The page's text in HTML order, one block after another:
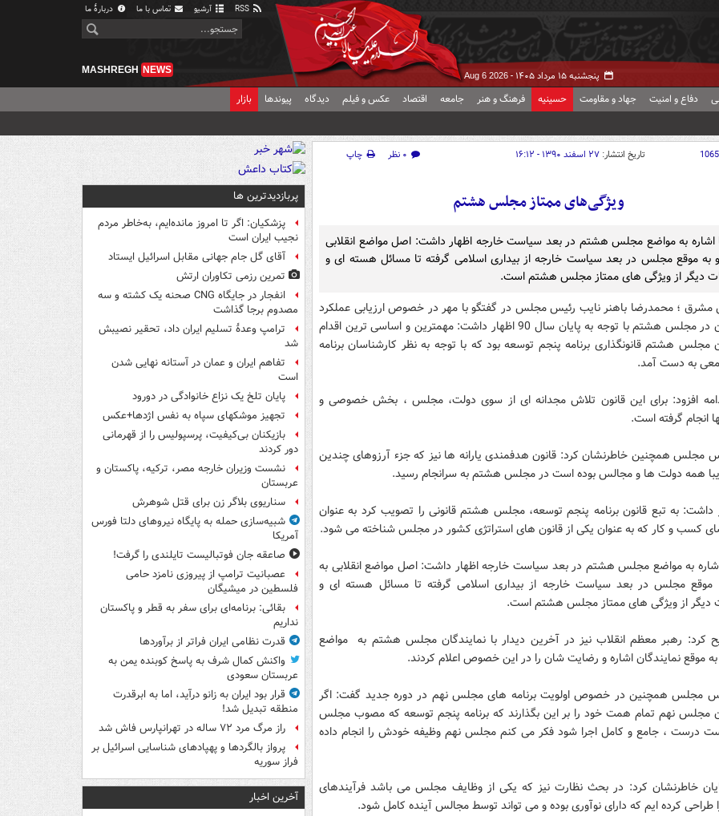
آرشیو تماس با ما دربارهٔ ما
پنجشنبه ۱۵ مرداد ۱۴۰۵ - Aug 6 2026
MASHREGH NEWS
دفاع و امنیت جهاد و مقاومت حسینیه فرهنگ و هنر جامعه اقتصاد عکس و فیلم دیدگاه پیوندها بازار
تاریخ انتشار: ۲۷ اسفند ۱۳۹۰ - ۱۶:۱۲ ۰ نظر
چاپ
ویژگی‌های ممتاز مجلس هشتم
اشاره به مواضع مجلس هشتم در بعد سیاست خارجه اظهار داشت: اصل مواضع انقلابی
به موقع مجلس در بعد سیاست خارجه از بیداری اسلامی گرفته تا مسائل هسته ای و
دیگر از ویژگی های ممتاز مجلس هشتم است.
مشرق ؛ محمدرضا باهنر نایب رئیس مجلس در گفتگو با مهر در خصوص ارزیابی عملکرد
نمایندگان در مجلس هشتم با توجه به پایان سال 90 اظهار داشت: مهمترین و اساسی ترین اقدام
مجلس هشتم قانونگذاری برنامه پنجم توسعه بود که با توجه به نظر کارشناسان برنامه
به دست آمد.
افزود: برای این قانون تلاش مجدانه ای از سوی دولت، مجلس ، بخش خصوصی و
انجام گرفته است.
مجلس همچنین خاطرنشان کرد: قانون هدفمندی یارانه ها نیز که جزء آرزوهای چندین
همه دولت ها و مجالس بوده است در مجلس هشتم به سرانجام رسید.
داشت: به تبع قانون برنامه پنجم توسعه، مجلس هشتم قانونی را تصویب کرد به عنوان
کسب و کار که به عنوان یکی از قانون های استراتژی کشور در مجلس شناخته می شود.
اشاره به مواضع مجلس هشتم در بعد سیاست خارجه اظهار داشت: اصل مواضع انقلابی به
موقع مجلس در بعد سیاست خارجه از بیداری اسلامی گرفته تا مسائل هسته ای و
دیگر از ویژگی های ممتاز مجلس هشتم است.
کرد: رهبر معظم انقلاب نیز در آخرین دیدار با نمایندگان مجلس هشتم به مواضع
به موقع نمایندگان اشاره و رضایت شان را در این خصوص اعلام کردند.
مجلس همچنین در خصوص اولویت برنامه های مجلس نهم در دوره جدید گفت: اگر
مجلس نهم تمام همت خود را بر این بگذارند که برنامه پنجم توسعه که مصوب مجلس
درست ، جامع و کامل اجرا شود فکر می کنم مجلس نهم وظیفه خودش را انجام داده
خاطرنشان کرد: در بحث نظارت نیز که یکی از وظایف مجلس می باشد فرآیندهای
طراحی کرده ایم که دارای نوآوری بوده و می تواند توسط مجالس آینده کامل شود.
پربازدیدترین ها
پزشکیان: اگر تا امروز مانده‌ایم، به‌خاطر مردم
نجیب ایران است
آقای گل جام جهانی مقابل اسرائیل ایستاد
تمرین رزمی تکاوران ارتش
انفجار در جایگاه CNG صحنه یک کشته و سه
مصدوم برجا گذاشت
ترامپ وعدۀ تسلیم ایران داد، تحقیر نصیبش
شد
تفاهم ایران و عمان در آستانه نهایی شدن
است
پایان تلخ یک نزاع خانوادگی در دورود
تجهیز موشکهای سپاه به نفس اژدها+عکس
بازیکنان بی‌کیفیت، پرسپولیس را از قهرمانی
دور کردند
نشست وزیران خارجه مصر، ترکیه، پاکستان و
عربستان
سناریوی بلاگر زن برای قتل شوهرش
شبیه‌سازی حمله به پایگاه نیروهای دلتا فورس
آمریکا
صاعقه جان فوتبالیست تایلندی را گرفت!
عصبانیت ترامپ از پیروزی نامزد حامی
فلسطین در میشیگان
بقائی: برنامه‌ای برای سفر به قطر و پاکستان
نداریم
قدرت نظامی ایران فراتر از برآوردها
واکنش کمال شرف به پاسخ کوبنده یمن به
عربستان سعودی
قرار بود ایران به زانو درآید، اما به ابرقدرت
منطقه تبدیل شد!
راز مرگ مرد ۷۲ ساله در تهرانپارس فاش شد
پرواز بالگردها و پهپادهای شناسایی اسرائیل بر
فراز سوریه
آخرین اخبار